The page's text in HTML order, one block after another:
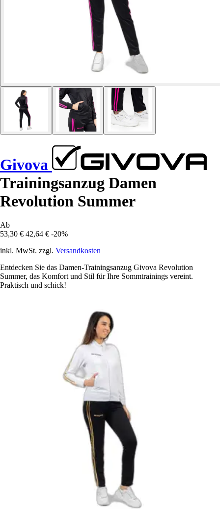
Givova
Trainingsanzug Damen
Revolution Summer
Ab
53,30 € 42,64 € -20%
inkl. MwSt. zzgl. Versandkosten
Entdecken Sie das Damen-Trainingsanzug Givova Revolution
Summer, das Komfort und Stil für Ihre Sommtrainings vereint.
Praktisch und schick!